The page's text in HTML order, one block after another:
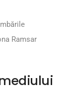
Ramsar